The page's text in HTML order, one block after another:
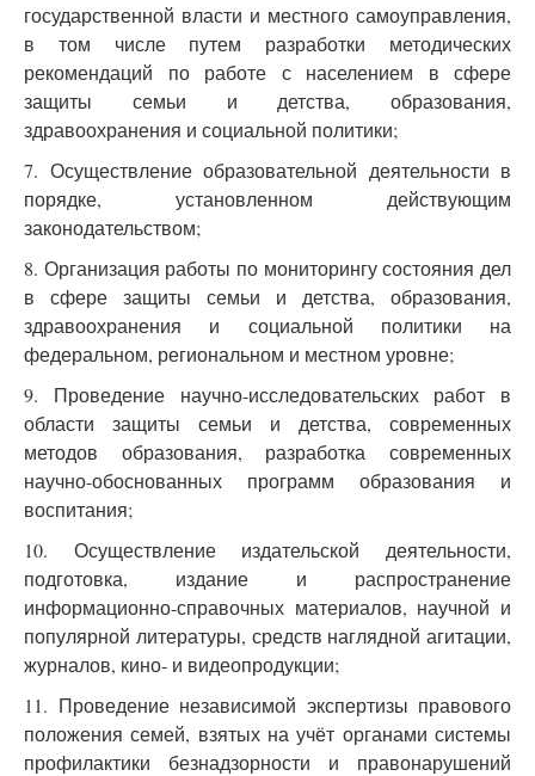
государственной власти и местного самоуправления,
в том числе путем разработки методических
рекомендаций по работе с населением в сфере
защиты семьи и детства, образования,
здравоохранения и социальной политики;
7. Осуществление образовательной деятельности в
порядке, установленном действующим
законодательством;
8. Организация работы по мониторингу состояния дел
в сфере защиты семьи и детства, образования,
здравоохранения и социальной политики на
федеральном, региональном и местном уровне;
9. Проведение научно-исследовательских работ в
области защиты семьи и детства, современных
методов образования, разработка современных
научно-обоснованных программ образования и
воспитания;
10. Осуществление издательской деятельности,
подготовка, издание и распространение
информационно-справочных материалов, научной и
популярной литературы, средств наглядной агитации,
журналов, кино- и видеопродукции;
11. Проведение независимой экспертизы правового
положения семей, взятых на учёт органами системы
профилактики безнадзорности и правонарушений